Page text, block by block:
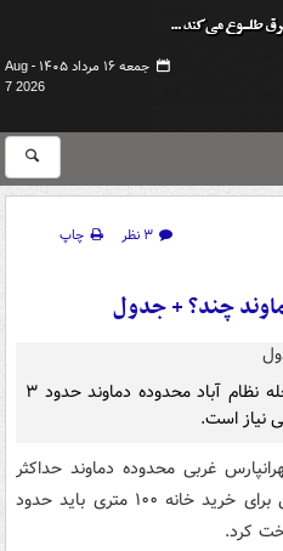
جمعه ۱۶ مرداد ۱۴۰۵ -
Aug
7 2026
۳ نظر
چاپ
چند؟ + جدول
برای خرید یک خانه ۹۰ متری درمحله نظام آباد محدوده دماوند حدود ۳
غربی محدوده دماوند حداکثر
متری ۱۲۵ میلیون تومان است یعنی برای خرید خانه ۱۰۰ متری باید حدود